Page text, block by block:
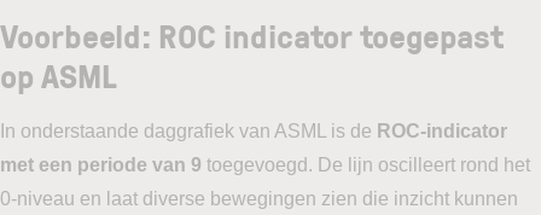
Voorbeeld: ROC indicator toegepast
op ASML
In onderstaande daggrafiek van ASML is de ROC-indicator
met een periode van 9 toegevoegd. De lijn oscilleert rond het
0-niveau en laat diverse bewegingen zien die inzicht kunnen